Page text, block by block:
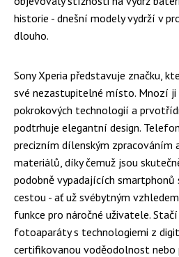
historie - dnešní modely vydrží v
dlouho.
Sony Xperia představuje značku,
své nezastupitelné místo. Mnozí
pokrokových technologií a
podtrhuje elegantní design.
precizním dílenským zpracováním
materiálů, díky čemuž jsou
podobně vypadajících
cestou - ať už svébytným
funkce pro náročné uživatele.
fotoaparáty s technologiemi z
certifikovanou voděodolnost